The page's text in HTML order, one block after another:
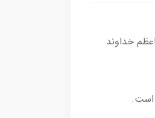
خداوند
است.